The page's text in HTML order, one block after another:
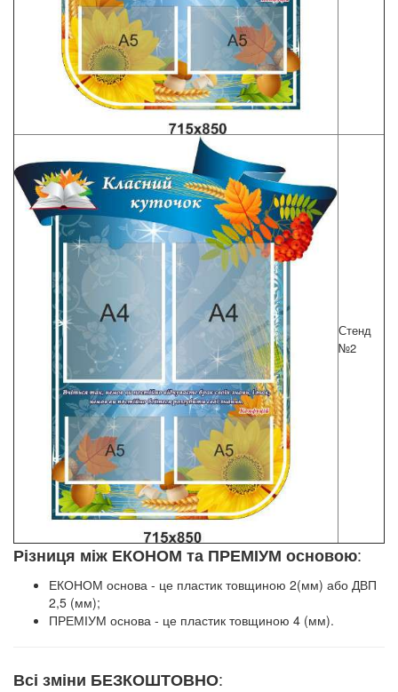
Стенд
№2
Різниця між ЕКОНОМ та ПРЕМІУМ основою:
ЕКОНОМ основа - це пластик товщиною 2(мм) або ДВП
2,5 (мм);
ПРЕМІУМ основа - це пластик товщиною 4 (мм).
Всі зміни БЕЗКОШТОВНО: